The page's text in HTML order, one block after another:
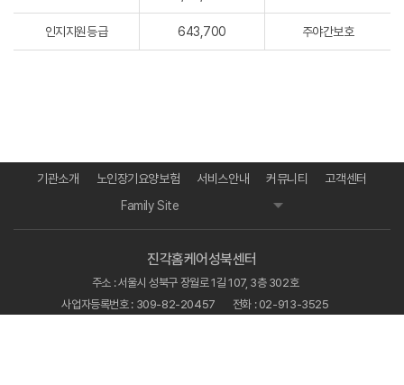
인지지원등급 643,700 주야간보호
기관소개 노인장기요양보험 서비스안내 커뮤니티
고객센터
Family Site
진각홈케어성북센터
주소 : 서울시 성북구 장월로 1길 107, 3층 302호
사업자등록번호 : 309-82-20457
전화 : 02-913-3525